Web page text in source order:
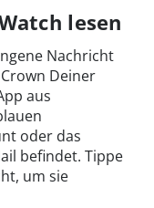
lesen
Nachricht
Deiner
aus
oder das
befindet. Tippe
um sie